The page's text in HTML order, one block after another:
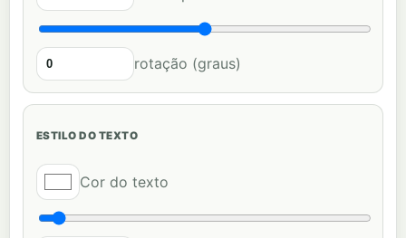
rotação (graus)
ESTILO DO TEXTO
Cor do texto